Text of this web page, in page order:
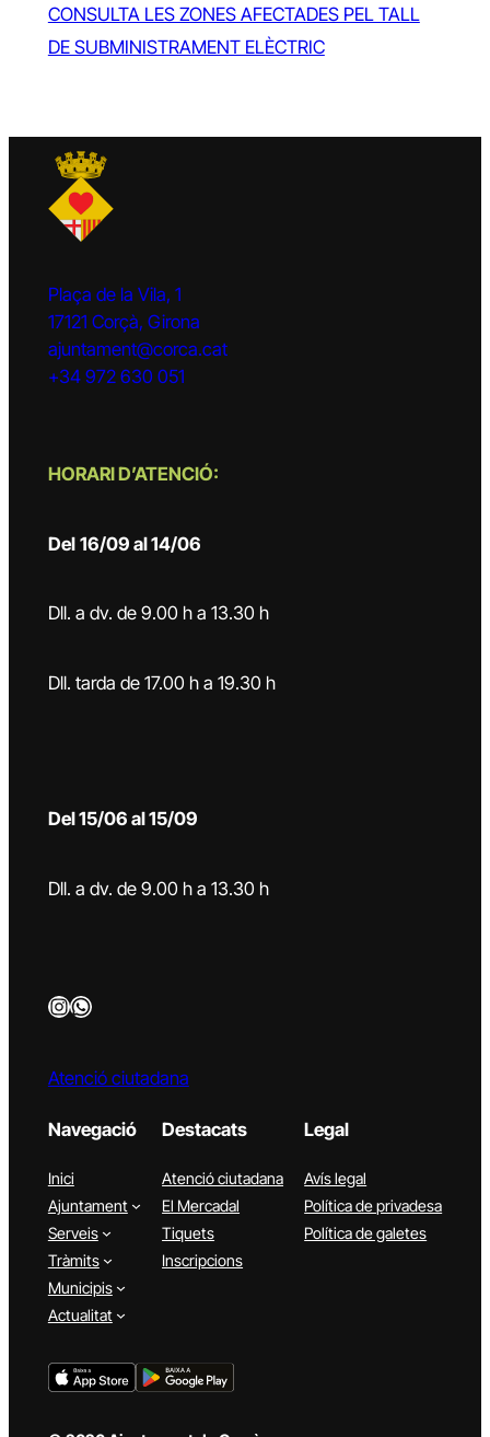
CONSULTA LES ZONES AFECTADES PEL TALL
DE SUBMINISTRAMENT ELÈCTRIC
Plaça de la Vila, 1
17121 Corçà, Girona
ajuntament@corca.cat
+34 972 630 051
HORARI D’ATENCIÓ:
Del 16/09 al 14/06
Dll. a dv. de 9.00 h a 13.30 h
Dll. tarda de 17.00 h a 19.30 h
Del 15/06 al 15/09
Dll. a dv. de 9.00 h a 13.30 h
InstagramWhatsApp
Atenció ciutadana
Navegació
Inici
Ajuntament
Serveis
Tràmits
Municipis
Actualitat
Destacats
Atenció ciutadana
El Mercadal
Tiquets
Inscripcions
Legal
Avís legal
Política de privadesa
Política de galetes